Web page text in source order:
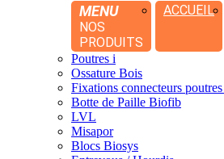
MENU
NOS
PRODUITS
ACCUEIL
Poutres i
Ossature Bois
Fixations connecteurs
Botte de Paille Biofib
LVL
Misapor
Blocs Biosys